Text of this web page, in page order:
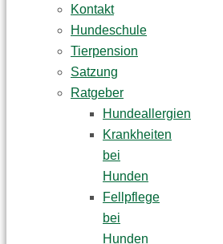
Kontakt
Hundeschule
Tierpension
Satzung
Ratgeber
Hundeallergien
Krankheiten
bei
Hunden
Fellpflege
bei
Hunden